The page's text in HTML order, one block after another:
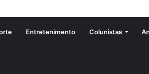
Entretenimento Colunistas